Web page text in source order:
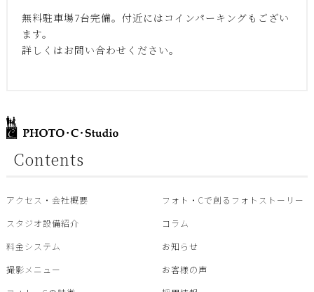
無料駐車場7台完備。付近にはコインパーキングもござい
ます。
詳しくはお問い合わせください。
Contents
アクセス・会社概要
スタジオ設備紹介
料金システム
撮影メニュー
フォト・Cで創るフォトストーリー
コラム
お知らせ
お客様の声